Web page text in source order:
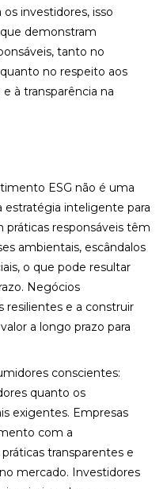
investidores, isso
demonstram
tanto no
no respeito aos
à transparência na
ESG não é uma
estratégia inteligente para
responsáveis têm
ambientais, escândalos
o que pode resultar
Negócios
resilientes e a construir
a longo prazo para
conscientes:
quanto os
exigentes. Empresas
com a
transparentes e
mercado. Investidores